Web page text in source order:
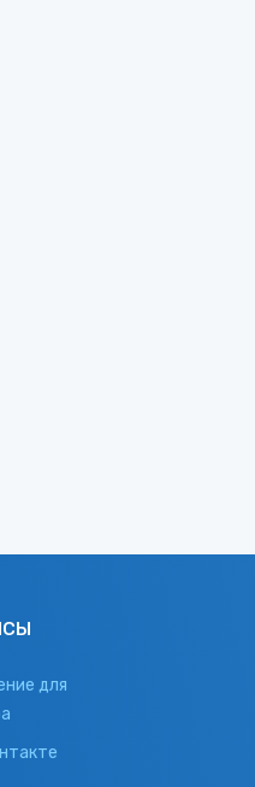
для